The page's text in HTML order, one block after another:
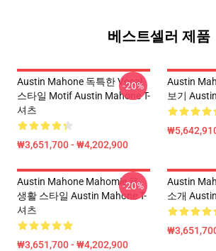
베스트셀러 제품
Austin Mahone 독특한 Vocal
스타일 Motif Austin Mahone T-
셔츠
₩3,651,700 - ₩4,202,900
-20%
Austin
보기
Austin Mahone Mahomie 용
생활 스타일 Austin Mahone T-
셔츠
₩3,651,700 - ₩4,202,900
-20%
Austin
소개